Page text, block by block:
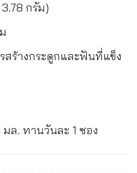
กรัม)
สร้างกระดูกและฟันที่แข็ง
ล. ทานวันละ 1 ซอง